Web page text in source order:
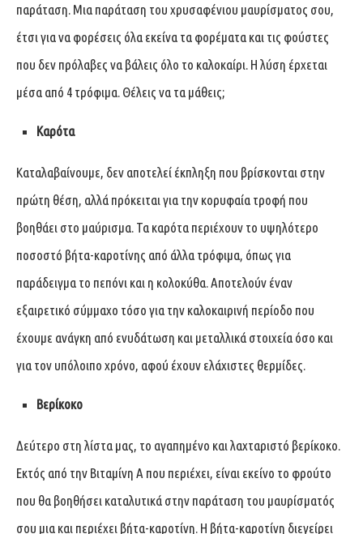
παράταση. Μια παράταση του χρυσαφένιου μαυρίσματος σου,
έτσι για να φορέσεις όλα εκείνα τα φορέματα και τις φούστες
που δεν πρόλαβες να βάλεις όλο το καλοκαίρι. Η λύση έρχεται
μέσα από 4 τρόφιμα. Θέλεις να τα μάθεις;
Καρότα
Καταλαβαίνουμε, δεν αποτελεί έκπληξη που βρίσκονται στην
πρώτη θέση, αλλά πρόκειται για την κορυφαία τροφή που
βοηθάει στο μαύρισμα. Τα καρότα περιέχουν το υψηλότερο
ποσοστό βήτα-καροτίνης από άλλα τρόφιμα, όπως για
παράδειγμα το πεπόνι και η κολοκύθα. Αποτελούν έναν
εξαιρετικό σύμμαχο τόσο για την καλοκαιρινή περίοδο που
έχουμε ανάγκη από ενυδάτωση και μεταλλικά στοιχεία όσο και
για τον υπόλοιπο χρόνο, αφού έχουν ελάχιστες θερμίδες.
Βερίκοκο
Δεύτερο στη λίστα μας, το αγαπημένο και λαχταριστό βερίκοκο.
Εκτός από την Βιταμίνη Α που περιέχει, είναι εκείνο το φρούτο
που θα βοηθήσει καταλυτικά στην παράταση του μαυρίσματός
σου μια και περιέχει βήτα-καροτίνη. Η βήτα-καροτίνη διεγείρει